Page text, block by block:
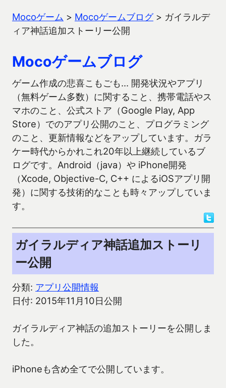
Mocoゲーム > Mocoゲームブログ> ガイラルデ
ィア神話追加ストーリー公開
Mocoゲームブログ
ゲーム作成の悲喜こもごも… 開発状況やアプリ
（無料ゲーム多数）に関すること、携帯電話やス
マホのこと、公式ストア（Google Play, App
Store）でのアプリ公開のこと、プログラミング
のこと、更新情報などをアップしています。ガラ
ケー時代からかれこれ20年以上継続しているブ
ログです。Android（java）や iPhone開発
（Xcode, Objective-C, C++ によるiOSアプリ開
発）に関する技術的なことも時々アップしていま
す。
ガイラルディア神話追加ストーリ
ー公開
分類: アプリ公開情報
日付: 2015年11月10日公開
ガイラルディア神話の追加ストーリーを公開しま
した。
iPhoneも含め全てで公開しています。